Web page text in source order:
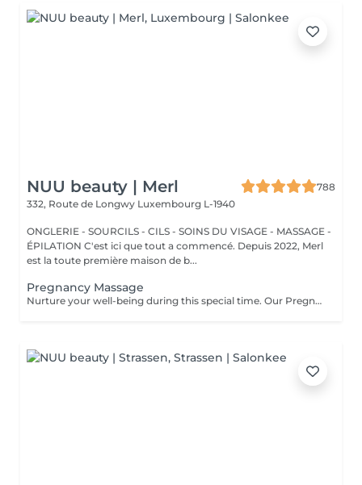
NUU beauty | Merl
788
332, Route de Longwy Luxembourg L-1940
ONGLERIE - SOURCILS - CILS - SOINS DU VISAGE - MASSAGE -
ÉPILATION C'est ici que tout a commencé. Depuis 2022, Merl
est la toute première maison de b...
Pregnancy Massage
Nurture your well-being during this special time. Our Pregnancy Massage is a gentle, relaxing treatment designed to reduce muscle tension, improve circulation, and ease discomfort commonly experienced during pregnancy. Soft, flowing techniques and comfortable side-lying positioning provide deep relaxation without placing pressure on the abdomen. Hypoallergenic, unscented oils are used to care for sensitive skin and maintain comfort throughout the session. This massage helps relieve tension in the lower back and shoulders, reduces swelling and heaviness in the legs, improves overall circulation, and promotes a sense of ease and balance in the body. This treatment is performed only with the approval of your doctor.